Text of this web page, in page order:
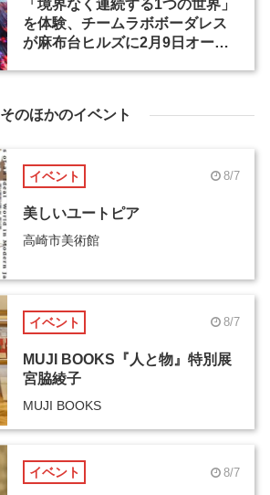
「境界なく連続する1つの世界」
を体験、チームラボボーダレス
が麻布台ヒルズに2月9日オープ
そのほかのイベント
イベント 8/7
美しいユートピア
高崎市美術館
イベント 8/7
MUJI BOOKS『人と物』特別展
宮脇綾子
MUJI BOOKS
イベント 8/7